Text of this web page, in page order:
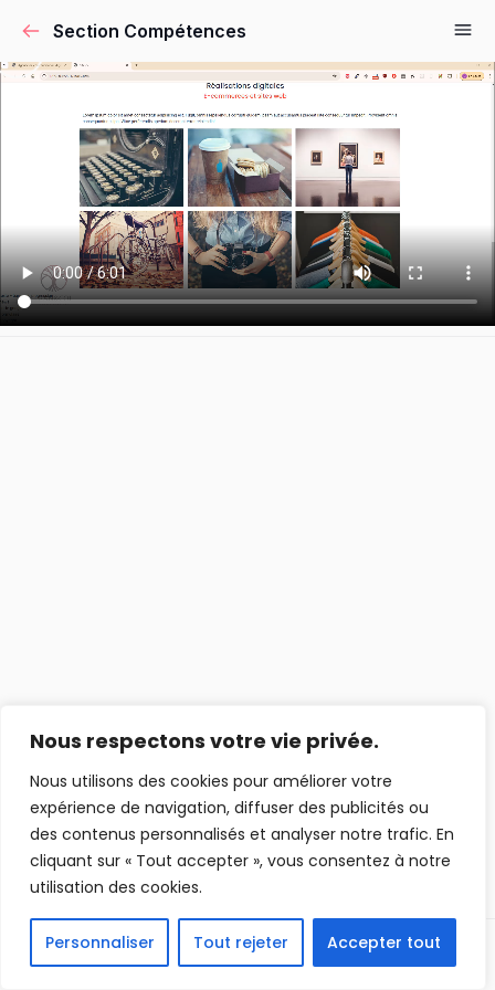
Nous respectons votre vie privée.
Nous utilisons des cookies pour améliorer votre
expérience de navigation, diffuser des publicités ou
des contenus personnalisés et analyser notre trafic. En
cliquant sur « Tout accepter », vous consentez à notre
utilisation des cookies.
Personnaliser Tout rejeter Accepter tout
Section Compétences
Précédent Suivant